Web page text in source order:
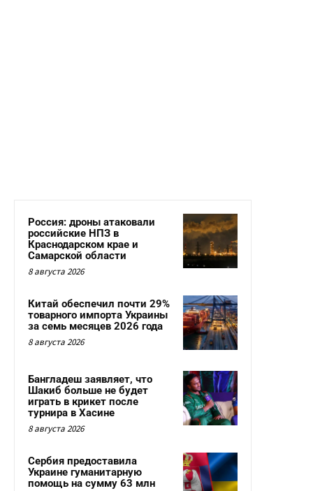
Россия: дроны атаковали
российские НПЗ в
Краснодарском крае и
Самарской области
8 августа 2026
Китай обеспечил почти 29%
товарного импорта Украины
за семь месяцев 2026 года
8 августа 2026
Бангладеш заявляет, что
Шакиб больше не будет
играть в крикет после
турнира в Хасине
8 августа 2026
Сербия предоставила
Украине гуманитарную
помощь на сумму 63 млн